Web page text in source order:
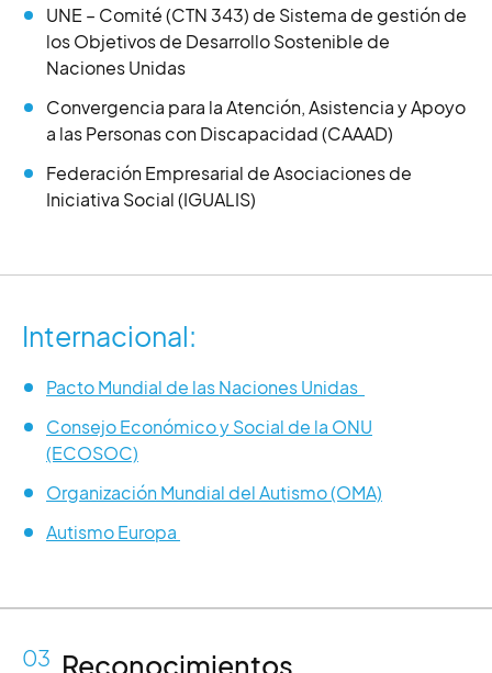
Internacional:
Pacto Mundial de las Naciones Unidas
Consejo Económico y Social de la ONU
(ECOSOC)
Organización Mundial del Autismo (OMA)
Autismo Europa
UNE – Comité (CTN 343) de Sistema de gestión de
los Objetivos de Desarrollo Sostenible de
Naciones Unidas
Convergencia para la Atención, Asistencia y Apoyo
a las Personas con Discapacidad (CAAAD)
Federación Empresarial de Asociaciones de
Iniciativa Social (IGUALIS)
03 Reconocimientos